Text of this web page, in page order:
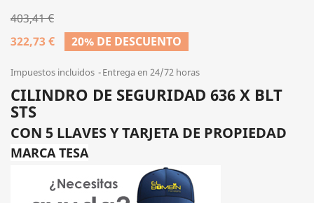
403,41 €
322,73 €
20% DE DESCUENTO
Impuestos incluidos Entrega en 24/72 horas
CILINDRO DE SEGURIDAD 636 X BLT
STS
CON 5 LLAVES Y TARJETA DE PROPIEDAD
MARCA TESA